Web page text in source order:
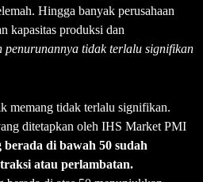
Hingga banyak perusahaan
kapasitas produksi dan
penurunannya tidak terlalu signifikan
memang tidak terlalu signifikan.
ditetapkan oleh IHS Market PMI
berada di bawah 50 sudah
atau perlambatan.